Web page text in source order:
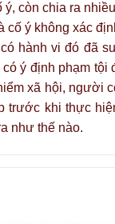
còn chia ra
cố ý không xác
hành vi đó đã
ý định phạm tội
xã hội, người
trước khi thực
như thế nào.